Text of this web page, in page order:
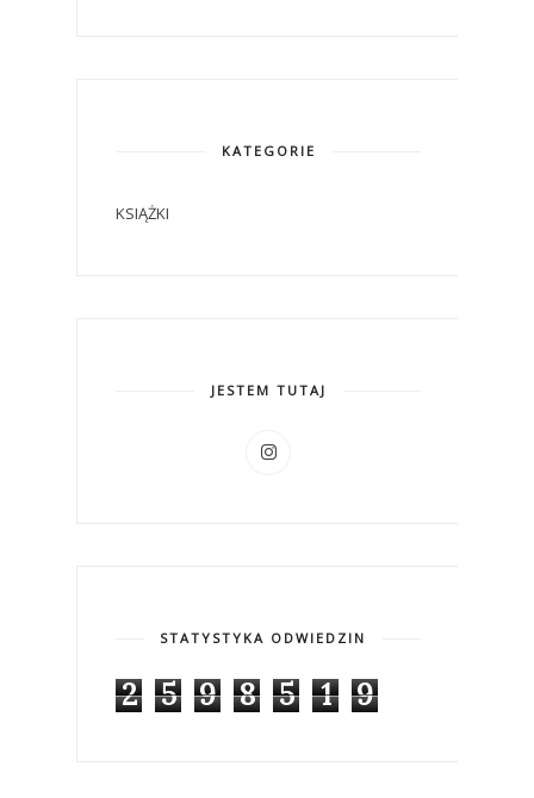
KATEGORIE
KSIĄŻKI
JESTEM TUTAJ
STATYSTYKA ODWIEDZIN
2 5 9 8 5 1 9